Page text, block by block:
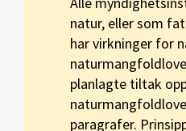
natur, eller som
har virkninger for
planlagte tiltak
paragrafer.